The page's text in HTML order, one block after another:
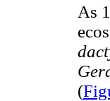
As
(